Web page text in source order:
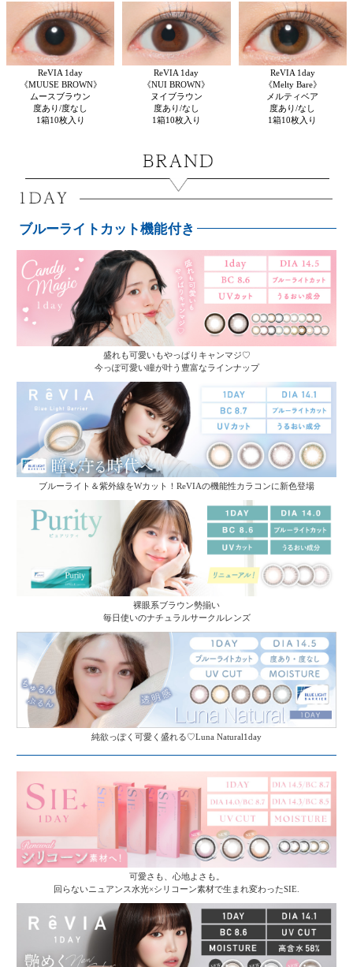
ReVIA 1day
《MUUSE BROWN》
ムースブラウン
度あり/度なし
1箱10枚入り
ReVIA 1day
《NUI BROWN》
ヌイブラウン
度あり/なし
1箱10枚入り
ReVIA 1day
《Melty Bare》
メルティベア
度あり/なし
1箱10枚入り
ブルーライトカット機能付き
盛れも可愛いもやっぱりキャンマジ♡
今っぽ可愛い瞳が叶う豊富なラインナップ
ブルーライト＆紫外線をWカット！ReVIAの機能性カラコンに新色登場
裸眼系ブラウン勢揃い
毎日使いのナチュラルサークルレンズ
純欲っぽく可愛く盛れる♡Luna Natural1day
可愛さも、心地よさも。
回らないニュアンス水光×シリコーン素材で生まれ変わったSIE.